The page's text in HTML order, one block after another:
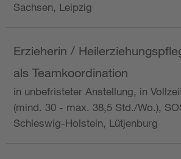
Sachsen, Leipzig
Erzieherin /
als Teamkoordination
in unbefristeter Anstellung, in
(mind. 30 - max. 38,5 Std./Wo.),
Schleswig-Holstein, Lütjenburg